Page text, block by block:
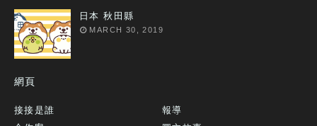
日本 秋田縣
MARCH 30, 2019
網頁
接接是誰
報導